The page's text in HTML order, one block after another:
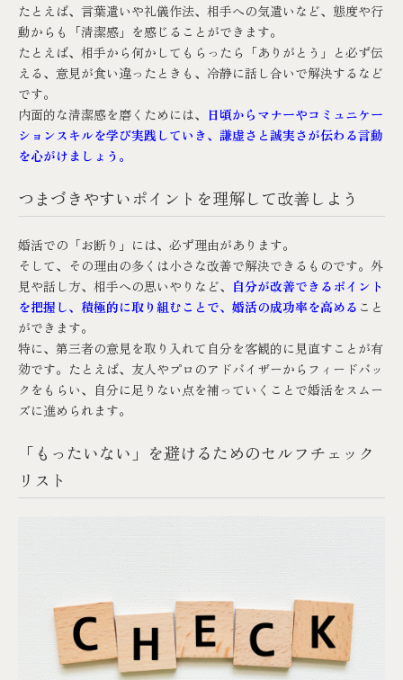
たとえば、言葉遣いや礼儀作法、相手への気遣いなど、態度や行
動からも「清潔感」を感じることができます。
たとえば、相手から何かしてもらったら「ありがとう」と必ず伝
える、意見が食い違ったときも、冷静に話し合いで解決するなど
です。
内面的な清潔感を磨くためには、 日頃からマナーやコミュニケー
ションスキルを学び実践していき、謙虚さと誠実さが伝わる言動
を心がけましょう。
つまづきやすいポイントを理解して改善しよう
婚活での「お断り」には、必ず理由があります。
そして、その理由の多くは小さな改善で解決できるものです。外
見や話し方、相手への思いやりなど、 自分が改善できるポイント
を把握し、積極的に取り組むことで、婚活の成功率を高める こと
ができます。
特に、第三者の意見を取り入れて自分を客観的に見直すことが有
効です。たとえば、友人やプロのアドバイザーからフィードバッ
クをもらい、自分に足りない点を補っていくことで婚活をスムー
ズに進められます。
「もったいない」を避けるためのセルフチェック
リスト